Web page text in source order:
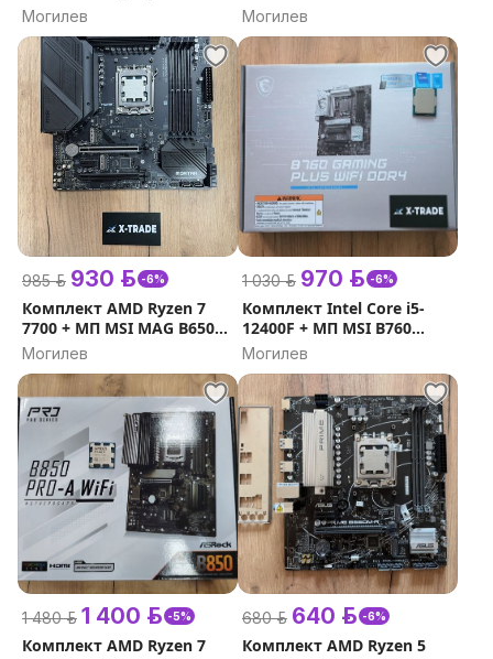
Eagle
Могилев Могилев
985 р. 930 р. -6%
Комплект AMD Ryzen 7
7700 + МП MSI MAG B650M
Mortar WiFi
Могилев
1 030 р. 970 р. -6%
Комплект Intel Core i5-
12400F + МП MSI B760
Gaming Plus WiFi DDR4
Могилев
1 480 р. 1 400 р. -5%
Комплект AMD Ryzen 7
680 р. 640 р. -6%
Комплект AMD Ryzen 5